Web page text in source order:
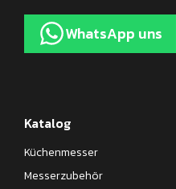
WhatsApp uns
Katalog
Küchenmesser
Messerzubehör